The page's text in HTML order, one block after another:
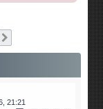
21:21